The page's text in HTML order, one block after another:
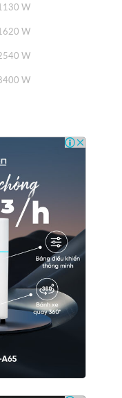
1130 W
1620 W
2540 W
8400 W